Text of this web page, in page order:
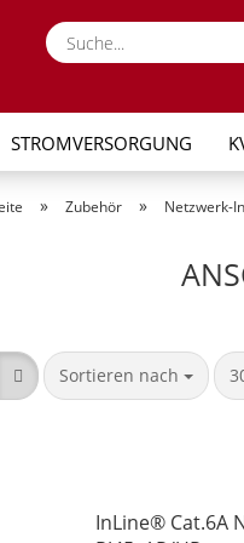
STROMVERSORGUNG
» Zubehör » Netzwerk-
Sortieren nach
Sortieren nach
InLine® Cat.6A